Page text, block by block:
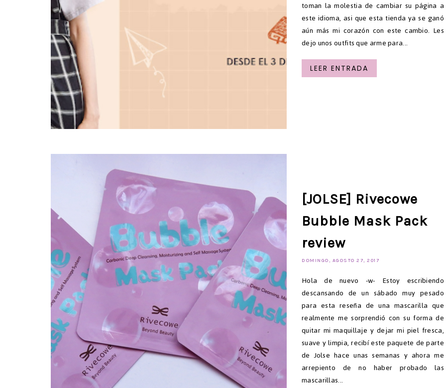
toman la molestia de cambiar su página a
este idioma, asi que esta tienda ya se ganó
aún más mi corazón con este cambio. Les
dejo unos outfits que arme para...
LEER ENTRADA
[JOLSE] Rivecowe
Bubble Mask Pack
review
DOMINGO, AGOSTO 27, 2017
Hola de nuevo -w- Estoy escribiendo
descansando de un sábado muy pesado
para esta reseña de una mascarilla que
realmente me sorprendió con su forma de
quitar mi maquillaje y dejar mi piel fresca,
suave y limpia, recibí este paquete de parte
de Jolse hace unas semanas y ahora me
arrepiento de no haber probado las
mascarillas...